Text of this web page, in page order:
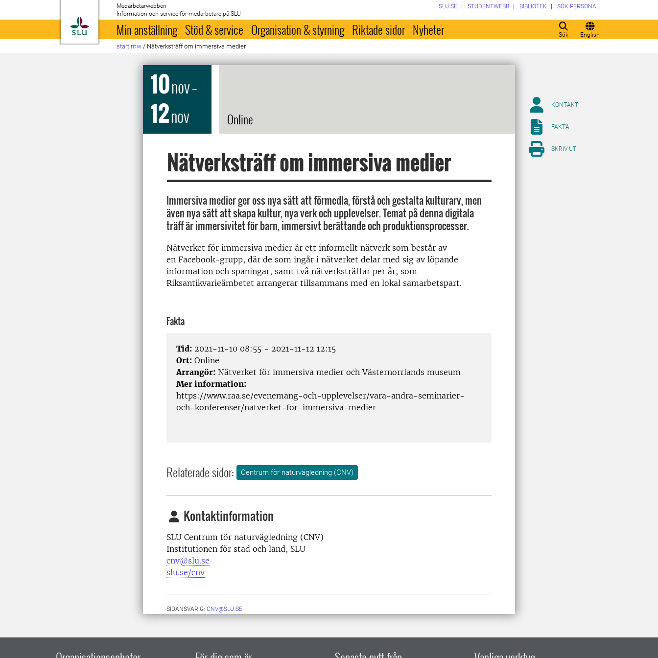
Till startsida
Medarbetarwebben
Information och service för medarbetare på SLU
Sök English
SLU.SE STUDENTWEBB BIBLIOTEK SÖK PERSONAL
Min anställning Stöd & service Organisation & styrning Riktade sidor Nyheter
start mw / Nätverksträff om immersiva medier
10nov–
12nov Online
Nätverksträff om immersiva medier
Immersiva medier ger oss nya sätt att förmedla, förstå och gestalta kulturarv, men
även nya sätt att skapa kultur, nya verk och upplevelser. Temat på denna digitala
träff är immersivitet för barn, immersivt berättande och produktionsprocesser.
Nätverket för immersiva medier är ett informellt nätverk som består av
en Facebook-grupp, där de som ingår i nätverket delar med sig av löpande
information och spaningar, samt två nätverksträffar per år, som
Riksantikvarieämbetet arrangerar tillsammans med en lokal samarbetspart.
Fakta
Tid: 2021-11-10 08:55 - 2021-11-12 12:15
Ort: Online
Arrangör: Nätverket för immersiva medier och Västernorrlands museum
Mer information:
https://www.raa.se/evenemang-och-upplevelser/vara-andra-seminarier-
och-konferenser/natverket-for-immersiva-medier
Relaterade sidor: Centrum för naturvägledning (CNV)
Kontaktinformation
SLU Centrum för naturvägledning (CNV)
Institutionen för stad och land, SLU
cnv@slu.se
slu.se/cnv
SIDANSVARIG: CNV@SLU.SE
KONTAKT
FAKTA
SKRIV UT